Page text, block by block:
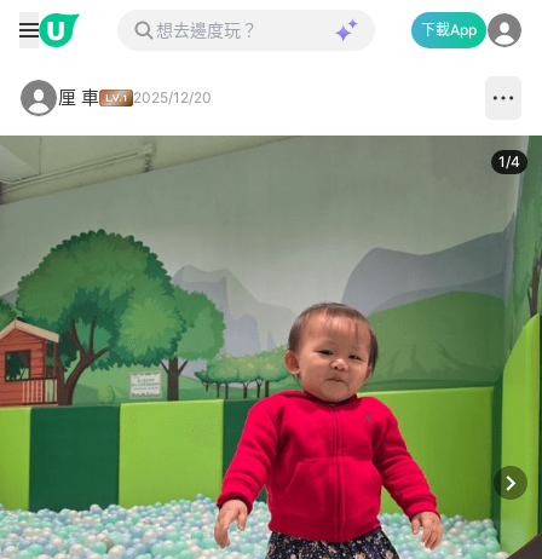
下載App
厘 車 2025/12/20
1/4